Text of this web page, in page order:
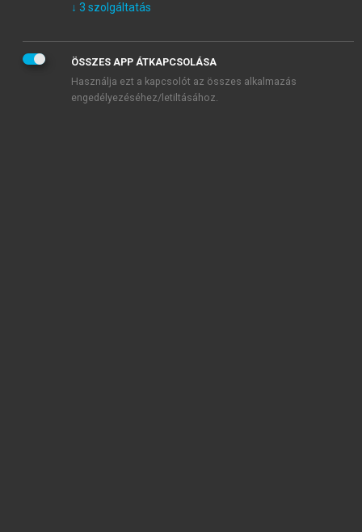
KIPRÓBÁLOM
↓ 3 szolgáltatás
ÖSSZES APP ÁTKAPCSOLÁSA
Használja ezt a kapcsolót az összes alkalmazás
engedélyezéséhez/letiltásához.